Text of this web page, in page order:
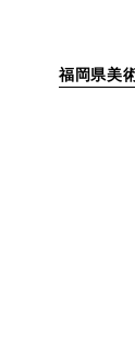
福岡県美